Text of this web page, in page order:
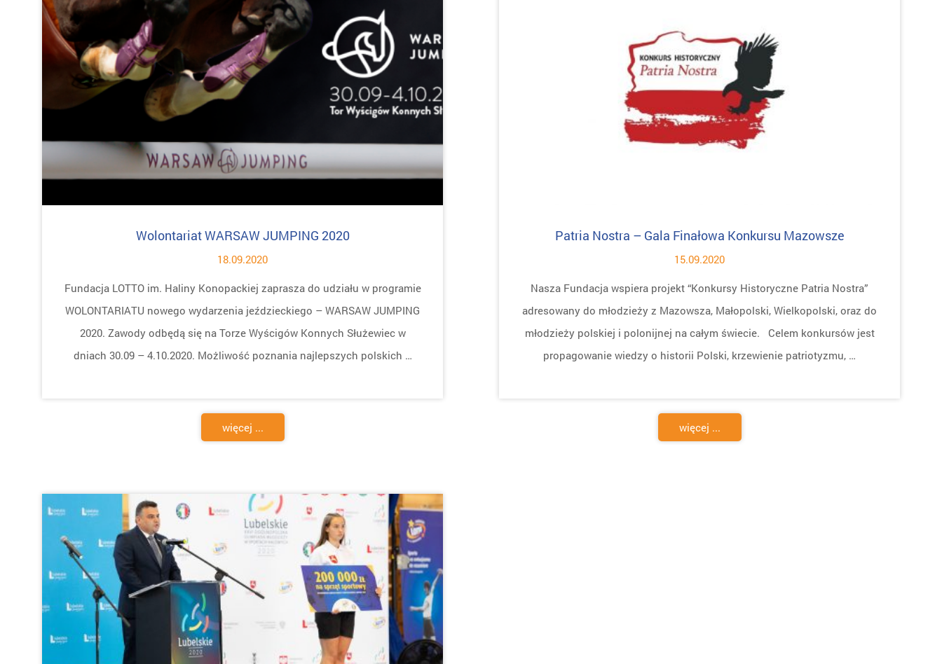
Wolontariat WARSAW JUMPING 2020
18.09.2020
Fundacja LOTTO im. Haliny Konopackiej zaprasza do udziału w programie
WOLONTARIATU nowego wydarzenia jeździeckiego – WARSAW JUMPING
2020. Zawody odbędą się na Torze Wyścigów Konnych Służewiec w
dniach 30.09 – 4.10.2020. Możliwość poznania najlepszych polskich …
więcej ...
Patria Nostra – Gala Finałowa Konkursu Mazowsze
15.09.2020
Nasza Fundacja wspiera projekt “Konkursy Historyczne Patria Nostra”
adresowany do młodzieży z Mazowsza, Małopolski, Wielkopolski, oraz do
młodzieży polskiej i polonijnej na całym świecie. Celem konkursów jest
propagowanie wiedzy o historii Polski, krzewienie patriotyzmu, …
więcej ...